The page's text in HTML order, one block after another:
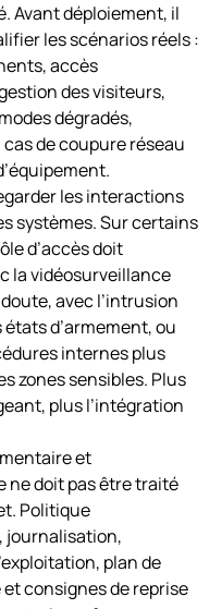
Avant déploiement, il
les scénarios réels :
accès
des visiteurs,
dégradés,
de coupure réseau
les interactions
systèmes. Sur certains
d’accès doit
la vidéosurveillance
avec l’intrusion
d’armement, ou
internes plus
zones sensibles. Plus
plus l’intégration
et
ne doit pas être traité
Politique
journalisation,
plan de
consignes de reprise